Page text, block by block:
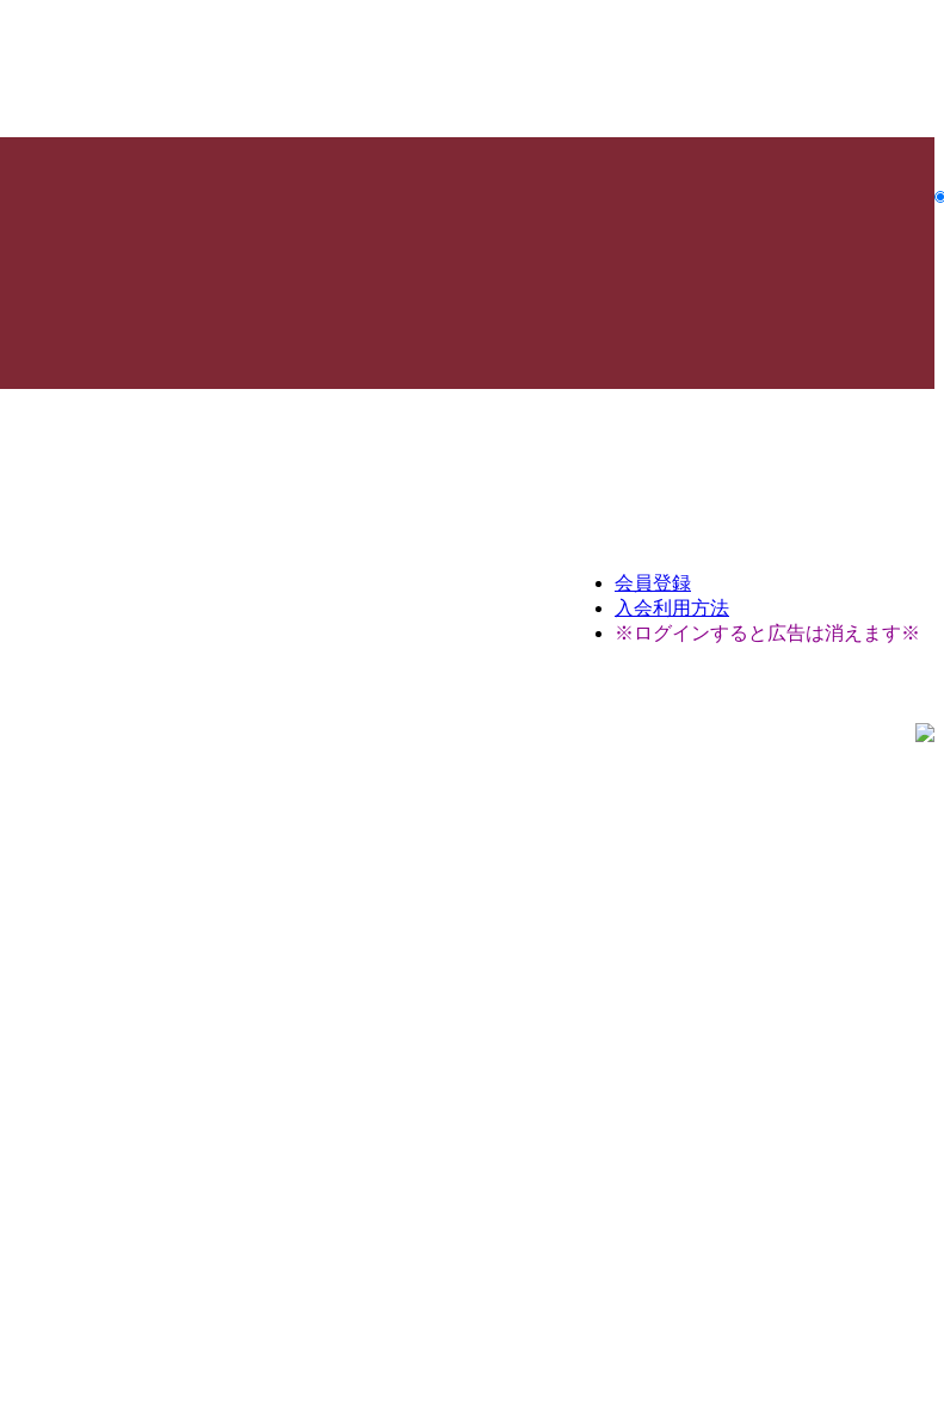
会員登録
入会利用方法
※ログインすると広告は消えます※